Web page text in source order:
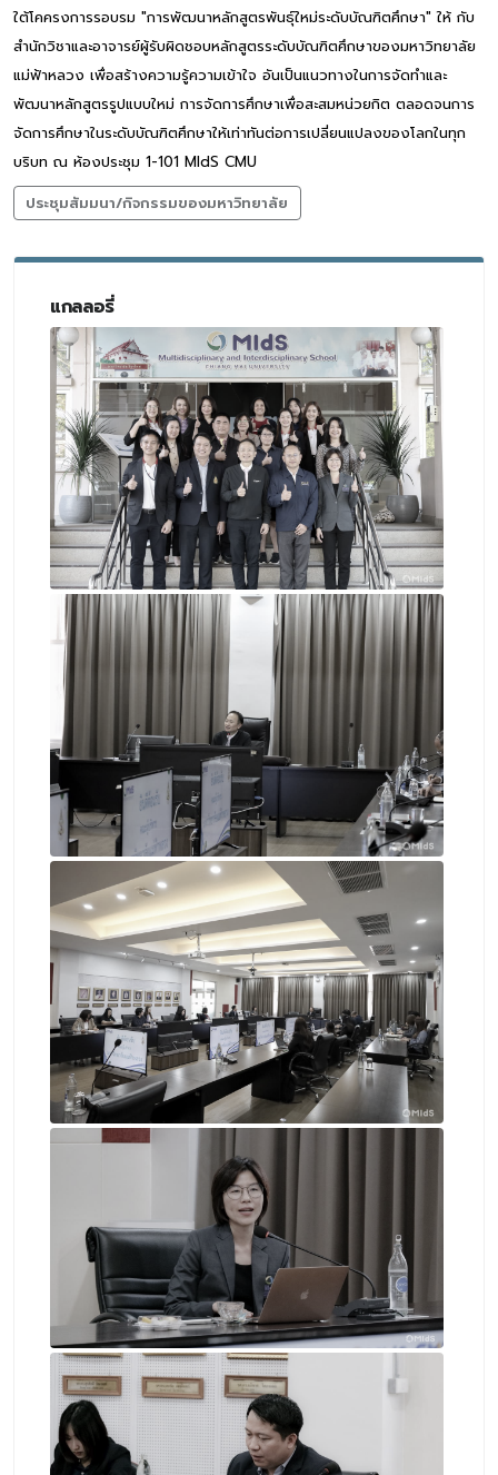
ใต้โคครงการรอบรม "การพัฒนาหลักสูตรพันธุ์ใหม่ระดับบัณฑิตศึกษา" ให้ กับ
สำนักวิชาและอาจารย์ผู้รับผิดชอบหลักสูตรระดับบัณฑิตศึกษาของมหาวิทยาลัย
แม่ฟ้าหลวง เพื่อสร้างความรู้ความเข้าใจ อันเป็นแนวทางในการจัดทำและ
พัฒนาหลักสูตรรูปแบบใหม่ การจัดการศึกษาเพื่อสะสมหน่วยกิต ตลอดจนการ
จัดการศึกษาในระดับบัณฑิตศึกษาให้เท่าทันต่อการเปลี่ยนแปลงของโลกในทุก
บริบท ณ ห้องประชุม 1-101 MIdS CMU
ประชุมสัมมนา/กิจกรรมของมหาวิทยาลัย
แกลลอรี่